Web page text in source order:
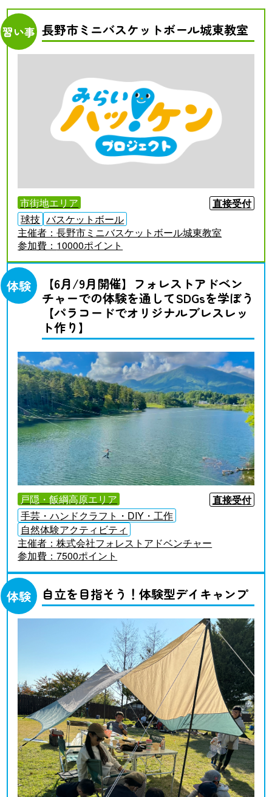
習い事 長野市ミニバスケットボール城東教室
市街地エリア
直接受付
球技 バスケットボール
主催者：長野市ミニバスケットボール城東教室
参加費： 10000ポイント
体験
【6月/9月開催】フォレストアドベン
チャーでの体験を通してSDGsを学ぼう
【パラコードでオリジナルブレスレッ
ト作り】
戸隠・飯綱高原エリア
直接受付
手芸・ハンドクラフト・DIY・工作
自然体験アクティビティ
主催者：株式会社フォレストアドベンチャー
参加費：7500ポイント
体験 自立を目指そう！体験型デイキャンプ